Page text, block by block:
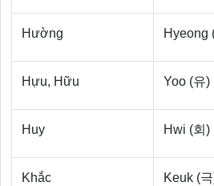
Hường Hyeong
Hựu, Hữu Yoo (유)
Huy Hwi (회)
Khắc Keuk (